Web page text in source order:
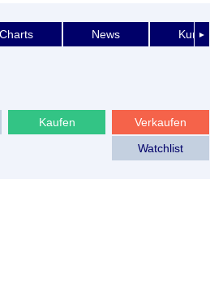
►
Charts News
Verkaufen
Kaufen
Watchlist